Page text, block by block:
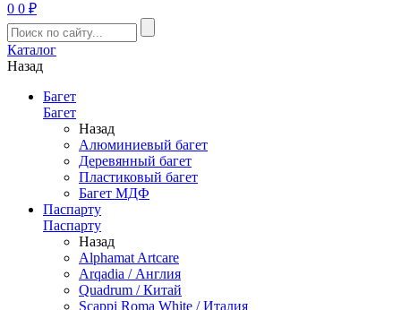
0 0 ₽
Каталог
Назад
Багет
Багет
Назад
Алюминиевый багет
Деревянный багет
Пластиковый багет
Багет МДФ
Паспарту
Паспарту
Назад
Alphamat Artcare
Arqadia / Англия
Quadrum / Китай
Scappi Roma White / Италия